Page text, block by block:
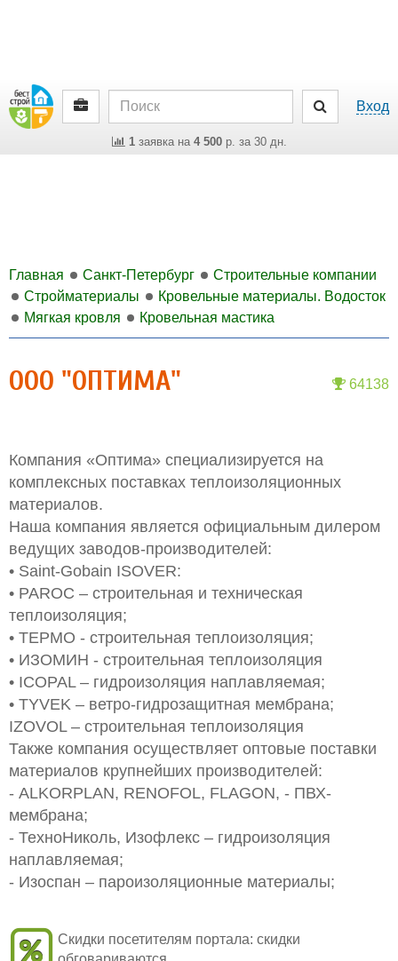
Вход
1заявка на 4 500р. за 30 дн.
Главная Санкт-Петербург
Строительные компании
Стройматериалы
Кровельные материалы. Водосток
Мягкая кровля
Кровельная мастика
64138
ООО "ОПТИМА"
Компания «Оптима» специализируется на
комплексных поставках теплоизоляционных
материалов.
Наша компания является официальным дилером
ведущих заводов-производителей:
• Saint-Gobain ISOVER:
• PAROC – строительная и техническая
теплоизоляция;
• ТЕРМО - строительная теплоизоляция;
• ИЗОМИН - строительная теплоизоляция
• ICOPAL – гидроизоляция наплавляемая;
• TYVEK – ветро-гидрозащитная мембрана;
IZOVOL – строительная теплоизоляция
Также компания осуществляет оптовые поставки
материалов крупнейших производителей:
- ALKORPLAN, RENOFOL, FLAGON, - ПВХ-
мембрана;
- ТехноНиколь, Изофлекс – гидроизоляция
наплавляемая;
- Изоспан – пароизоляционные материалы;
Скидки посетителям портала: скидки